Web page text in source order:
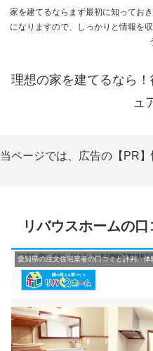
家を建てるならまず最初に知ってお
になりますので、しっかりと情報を
理想の家を建てるなら
ュ
当ページでは、広告の【PR】
リバウスホームの
愛知県の注文住宅業者の口コミと評判、体